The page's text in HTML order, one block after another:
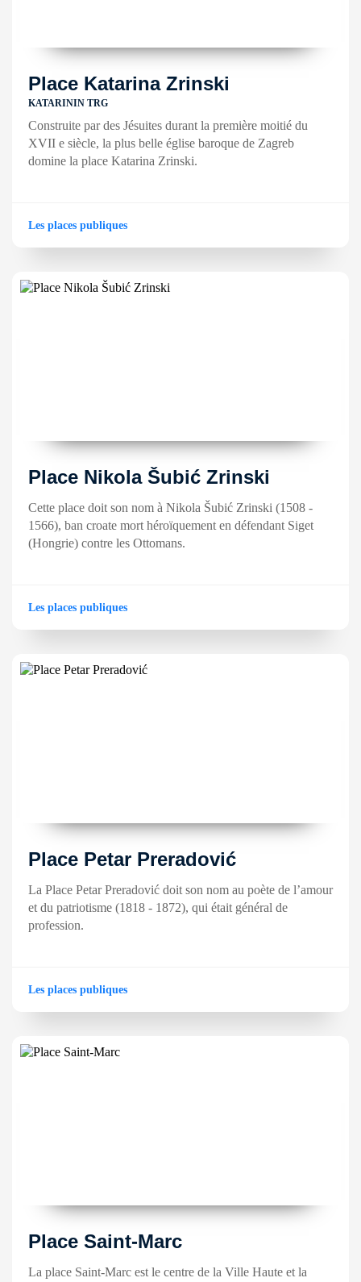
Place Katarina Zrinski
KATARININ TRG
Construite par des Jésuites durant la première moitié du
XVII e siècle, la plus belle église baroque de Zagreb
domine la place Katarina Zrinski.
Les places publiques
Place Nikola Šubić Zrinski
Cette place doit son nom à Nikola Šubić Zrinski (1508 -
1566), ban croate mort héroïquement en défendant Siget
(Hongrie) contre les Ottomans.
Les places publiques
Place Petar Preradović
La Place Petar Preradović doit son nom au poète de l’amour
et du patriotisme (1818 - 1872), qui était général de
profession.
Les places publiques
Place Saint-Marc
La place Saint-Marc est le centre de la Ville Haute et la